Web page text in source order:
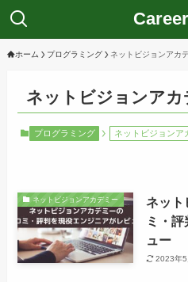
ホーム プログラミング ネットビジョンアカ
ネットビジョンアカ
プログラミング ネットビジョンア
ネットビジョンアカデミー
ネット
ミ・
ュー
2023年5